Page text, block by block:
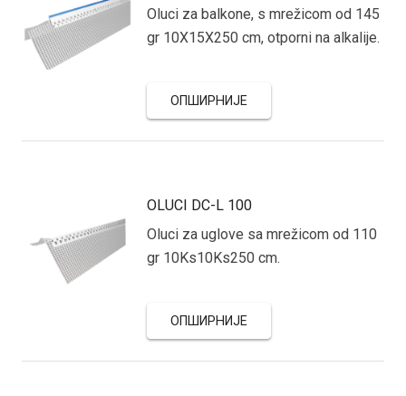
Oluci za balkone, s mrežicom od 145
gr 10X15X250 cm, otporni na alkalije.
ОПШИРНИЈЕ
OLUCI DC-L 100
Oluci za uglove sa mrežicom od 110
gr 10Ks10Ks250 cm.
ОПШИРНИЈЕ